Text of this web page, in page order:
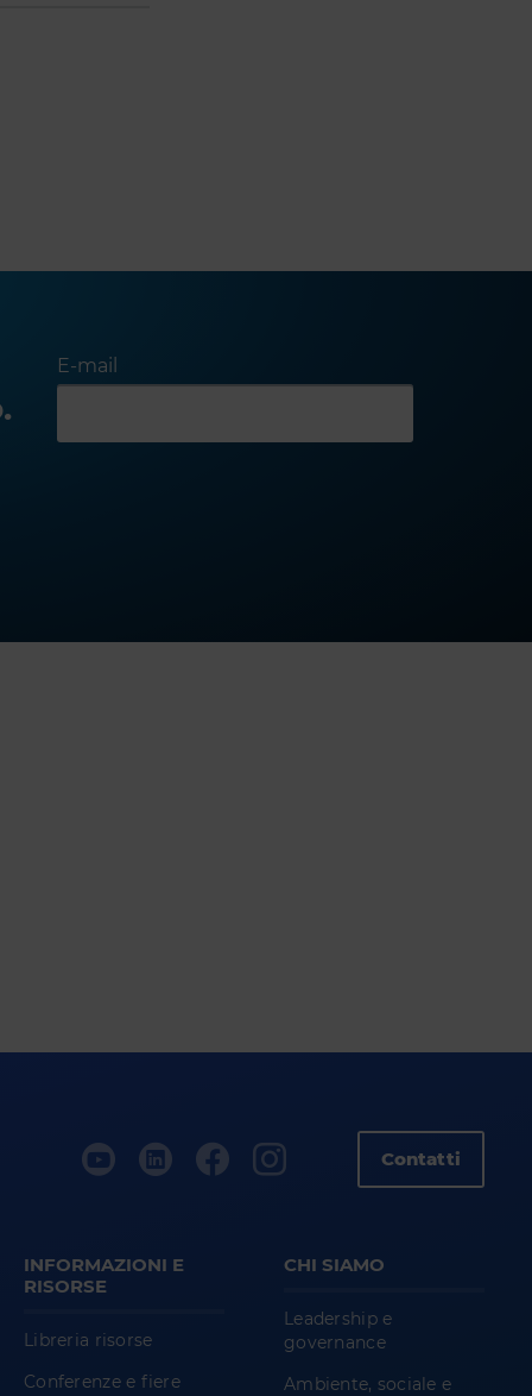
E-mail
Contatti
INFORMAZIONI E
RISORSE
Libreria risorse
Conferenze e fiere
CHI SIAMO
Leadership e
governance
Ambiente, sociale e